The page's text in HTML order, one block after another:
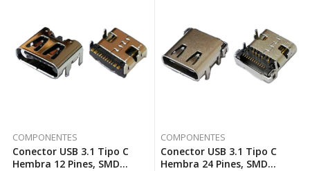
COMPONENTES
Conector USB 3.1 Tipo C
Hembra 12 Pines, SMD
COMPONENTES
Conector USB 3.1 Tipo C
Hembra 24 Pines, SMD